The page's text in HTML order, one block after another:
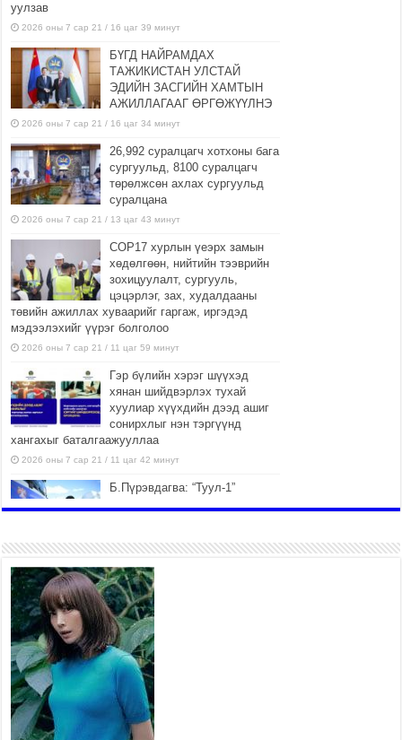
уулзав
2026 оны 7 сар 21 / 16 цаг 39 минут
БҮГД НАЙРАМДАХ
ТАЖИКИСТАН УЛСТАЙ
ЭДИЙН ЗАСГИЙН ХАМТЫН
АЖИЛЛАГААГ ӨРГӨЖҮҮЛНЭ
2026 оны 7 сар 21 / 16 цаг 34 минут
26,992 суралцагч хотхоны бага
сургуульд, 8100 суралцагч
төрөлжсөн ахлах сургуульд
суралцана
2026 оны 7 сар 21 / 13 цаг 43 минут
COP17 хурлын үеэрх замын
хөдөлгөөн, нийтийн тээврийн
зохицуулалт, сургууль,
цэцэрлэг, зах, худалдааны
төвийн ажиллах хуваарийг гаргаж, иргэдэд
мэдээлэхийг үүрэг болголоо
2026 оны 7 сар 21 / 11 цаг 59 минут
Гэр бүлийн хэрэг шүүхэд
хянан шийдвэрлэх тухай
хуулиар хүүхдийн дээд ашиг
сонирхлыг нэн тэргүүнд
хангахыг баталгаажууллаа
2026 оны 7 сар 21 / 11 цаг 42 минут
Б.Пүрэвдагва: “Туул-1”
2026 оны 7 сар 21 / 10 цаг 15 минут
НИЙСЛЭЛ, АЙМГИЙН
УДИРДЛАГУУДЫН АЖЛЫГ
ХҮНД СУРТЛЫГ БУУРУУЛЖ,
ИРГЭД, АЖ АХУЙН НЭГЖИЙН
АЧААГ ХЭРХЭН ХӨНГӨЛСНӨӨР ДҮГНЭНЭ
2026 оны 7 сар 21 / 10 цаг 09 минут
Байнгын хорооны дарга
М.Мандхай Цөлжилттэй
тэмцэх тухай НҮБ-ын